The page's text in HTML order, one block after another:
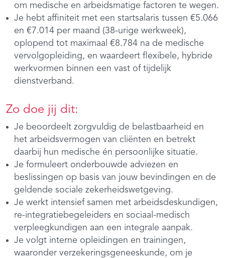
om medische en arbeidsmatige factoren te wegen.
Je hebt affiniteit met een startsalaris tussen €5.066
en €7.014 per maand (38-urige werkweek),
oplopend tot maximaal €8.784 na de medische
vervolgopleiding, en waardeert flexibele, hybride
werkvormen binnen een vast of tijdelijk
dienstverband.
Zo doe jij dit:
Je beoordeelt zorgvuldig de belastbaarheid en
het arbeidsvermogen van cliënten en betrekt
daarbij hun medische én persoonlijke situatie.
Je formuleert onderbouwde adviezen en
beslissingen op basis van jouw bevindingen en de
geldende sociale zekerheidswetgeving.
Je werkt intensief samen met arbeidsdeskundigen,
re-integratiebegeleiders en sociaal-medisch
verpleegkundigen aan een integrale aanpak.
Je volgt interne opleidingen en trainingen,
waaronder verzekeringsgeneeskunde, om je